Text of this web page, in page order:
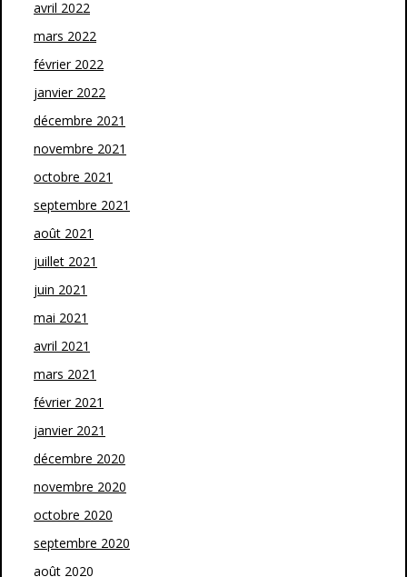
avril 2022
mars 2022
février 2022
janvier 2022
décembre 2021
novembre 2021
octobre 2021
septembre 2021
août 2021
juillet 2021
juin 2021
mai 2021
avril 2021
mars 2021
février 2021
janvier 2021
décembre 2020
novembre 2020
octobre 2020
septembre 2020
août 2020